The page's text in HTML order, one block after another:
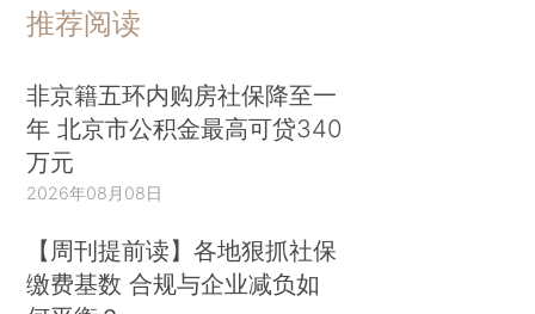
推荐阅读
非京籍五环内购房社保降至一
年 北京市公积金最高可贷340
万元
2026年08月08日
【周刊提前读】各地狠抓社保
缴费基数 合规与企业减负如